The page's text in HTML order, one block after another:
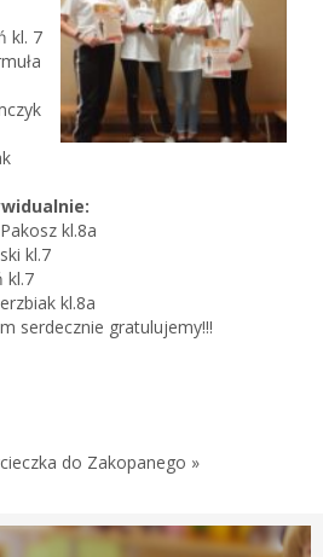
kl. 7
kl.8a
kl.7
kl.7
kl.8a
serdecznie gratulujemy!!!
do Zakopanego »